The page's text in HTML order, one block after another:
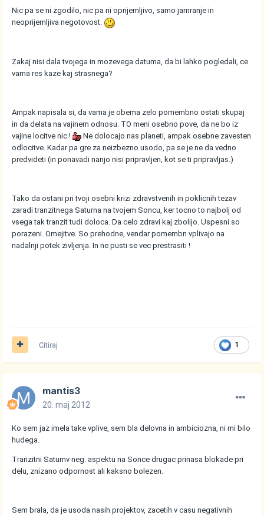
Nic pa se ni zgodilo, nic pa ni oprijemljivo, samo jamranje in
neoprijemljiva negotovost.
Zakaj nisi dala tvojega in mozevega datuma, da bi lahko pogledali, ce
vama res kaze kaj strasnega?
Ampak napisala si, da vama je obema zelo pomembno ostati skupaj
in da delata na vajinem odnosu. TO meni osebno pove, da ne bo iz
vajine locitve nic !
Ne dolocajo nas planeti, ampak osebne zavesten
odlocitve. Kadar pa gre za neizbezno usodo, pa se je ne da vedno
predvideti (in ponavadi nanjo nisi pripravljen, kot se ti pripravljas.)
Tako da ostani pri tvoji osebni krizi zdravstvenih in poklicnih tezav
zaradi tranzitnega Saturna na tvojem Soncu, ker tocno to najbolj od
vsega tak tranzit tudi doloca. Da celo zdravi kaj zbolijo. Uspesni so
porazeni. Omejitve. So prehodne, vendar pomembn vplivajo na
nadalnji potek zivljenja. In ne pusti se vec prestrasiti !
1
Citiraj
mantis3
20. maj 2012
Ko sem jaz imela take vplive, sem bla delovna in ambiciozna, ni mi bilo
hudega.
Tranzitni Saturnv neg. aspektu na Sonce drugac prinasa blokade pri
delu, znizano odpornost ali kaksno bolezen.
Sem brala, da je usoda nasih projektov, zacetih v casu negativnih